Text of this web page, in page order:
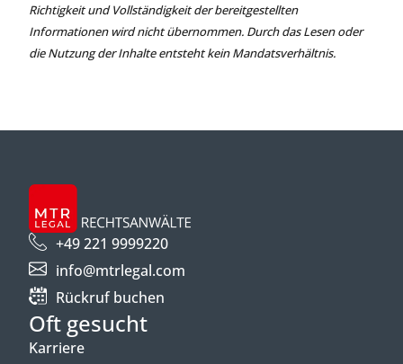
Richtigkeit und Vollständigkeit der bereitgestellten
Informationen wird nicht übernommen. Durch das Lesen oder
die Nutzung der Inhalte entsteht kein Mandatsverhältnis.
+49 221 9999220
info@mtrlegal.com
Rückruf buchen
Oft gesucht
Karriere